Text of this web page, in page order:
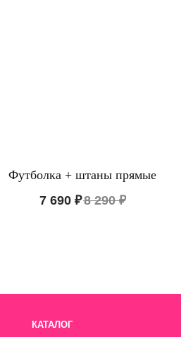
Футболка + штаны прямые
7 690 ₽8 290 ₽
Пижамы из хлопка
Контакты